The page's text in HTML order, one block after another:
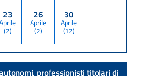
23
Aprile
(2)
26
Aprile
(2)
30
Aprile
(12)
professionisti titolari di